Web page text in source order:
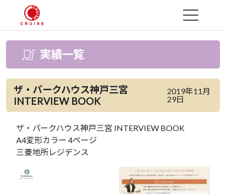
MENU
実績一覧
ザ・パークハウス神戸三宮
INTERVIEW BOOK
2019年11月
29日
ザ・パークハウス神戸三宮 INTERVIEW BOOK
A4変形カラー 4ページ
三菱地所レジデンス